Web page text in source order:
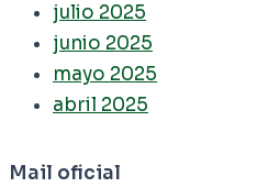
julio 2025
junio 2025
mayo 2025
abril 2025
Mail oficial